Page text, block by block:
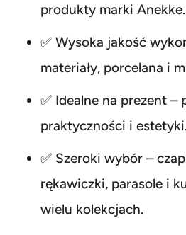
produkty marki Anekke.
✅ Wysoka jakość
materiały, porcelana i
✅ Idealne na prezent –
praktyczności i
✅ Szeroki wybór –
rękawiczki, parasole i
wielu kolekcjach.